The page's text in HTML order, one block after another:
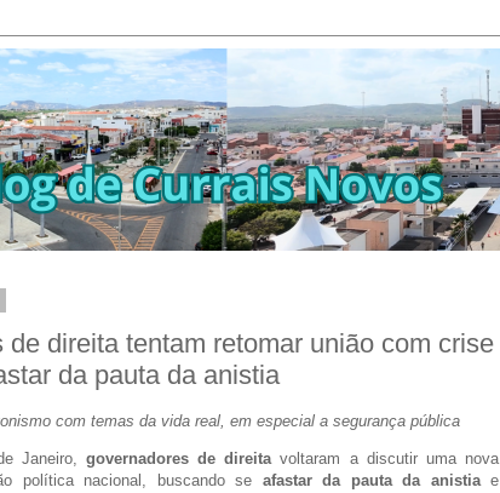
de direita tentam retomar união com crise
da pauta da anistia
com temas da vida real, em especial a segurança pública
Janeiro, governadores de direita voltaram a discutir uma nova
política nacional, buscando se afastar da pauta da anistiae